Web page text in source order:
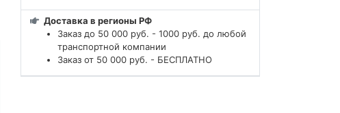
Доставка в регионы РФ
Заказ до 50 000 руб. - 1000 руб. до любой
транспортной компании
Заказ от 50 000 руб. - БЕСПЛАТНО